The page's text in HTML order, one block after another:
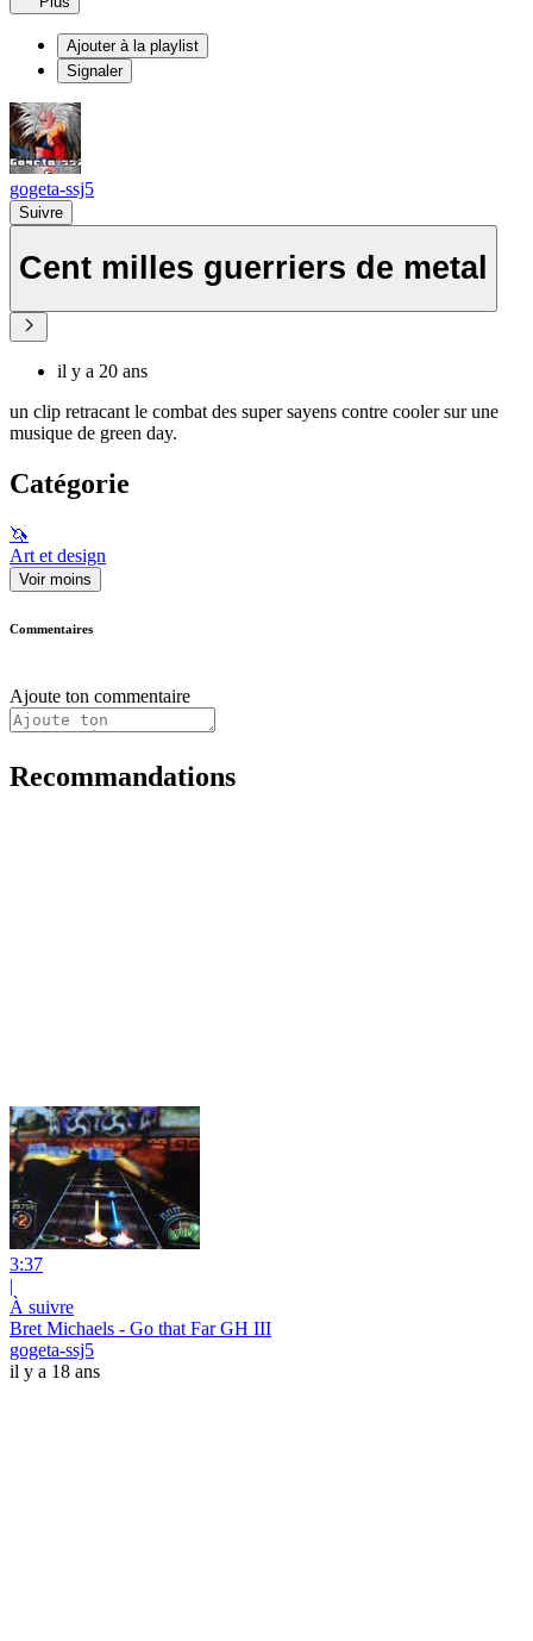
Ajouter à la playlist
Signaler
gogeta-ssj5
Suivre
Cent milles guerriers de metal
il y a 20 ans
un clip retracant le combat des super sayens contre cooler sur une
musique de green day.
Catégorie
🦄
Art et design
Voir moins
Commentaires
Ajoute ton commentaire
Recommandations
3:37
|
À suivre
Bret Michaels - Go that Far GH III
gogeta-ssj5
il y a 18 ans